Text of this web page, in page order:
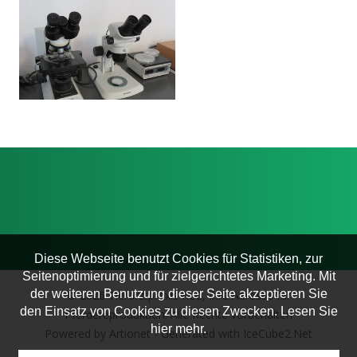
Fortpflanzung
Praktische Information
Katzen
Hunde
© 2026 Tierarztpraxis KLC, Ihre Adresse für
Pferdereproduktion. Alle Rechte vorbehalten
Powered by Artionet-Generated with IceCube2.Net
Diese Webseite benutzt Cookies für Statistiken, zur
Seitenoptimierung und für zielgerichtetes Marketing. Mit
der weiteren Benutzung dieser Seite akzeptieren Sie
den Einsatz von Cookies zu diesen Zwecken. Lesen Sie
hier mehr.